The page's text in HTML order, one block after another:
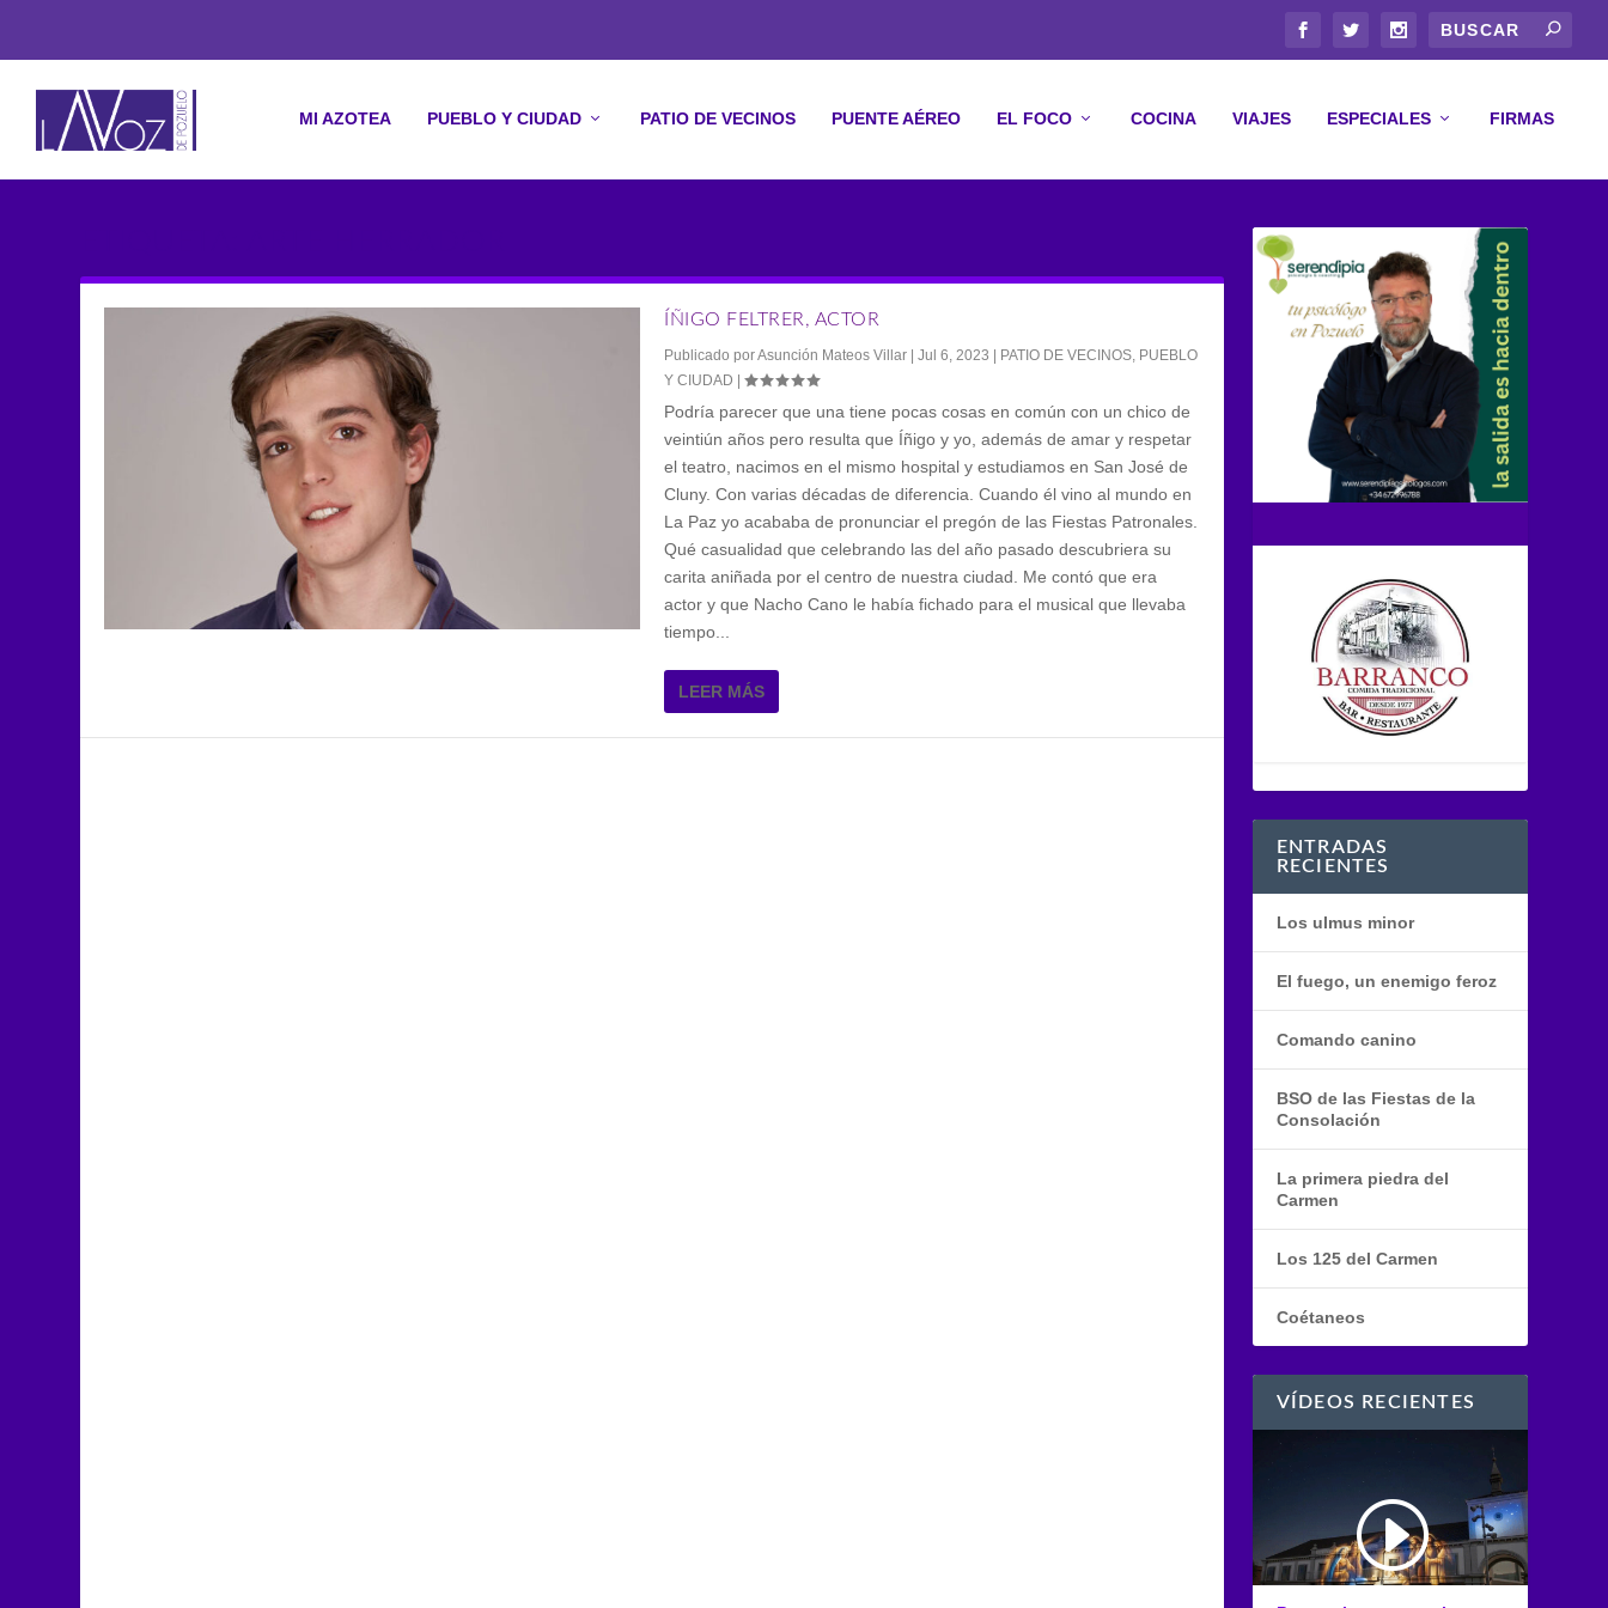
MI AZOTEA PUEBLO Y CIUDAD PATIO DE VECINOS PUENTE AÉREO EL FOCO COCINA VIAJES ESPECIALES FIRMAS
ÍÑIGO FELTRER, ACTOR
Publicado porAsunción Mateos Villar |Jul 6, 2023 PATIO DE VECINOS, PUEBLO
Y CIUDAD |
Podría parecer que una tiene pocas cosas en común con un chico de
veintiún años pero resulta que Íñigo y yo, además de amar y respetar
el teatro, nacimos en el mismo hospital y estudiamos en San José de
Cluny. Con varias décadas de diferencia. Cuando él vino al mundo en
La Paz yo acababa de pronunciar el pregón de las Fiestas Patronales.
Qué casualidad que celebrando las del año pasado descubriera su
carita aniñada por el centro de nuestra ciudad. Me contó que era
actor y que Nacho Cano le había fichado para el musical que llevaba
tiempo...
LEER MÁS
ENTRADAS
RECIENTES
Los ulmus minor
El fuego, un enemigo feroz
Comando canino
BSO de las Fiestas de la
Consolación
La primera piedra del
Carmen
Los 125 del Carmen
Coétaneos
VÍDEOS RECIENTES